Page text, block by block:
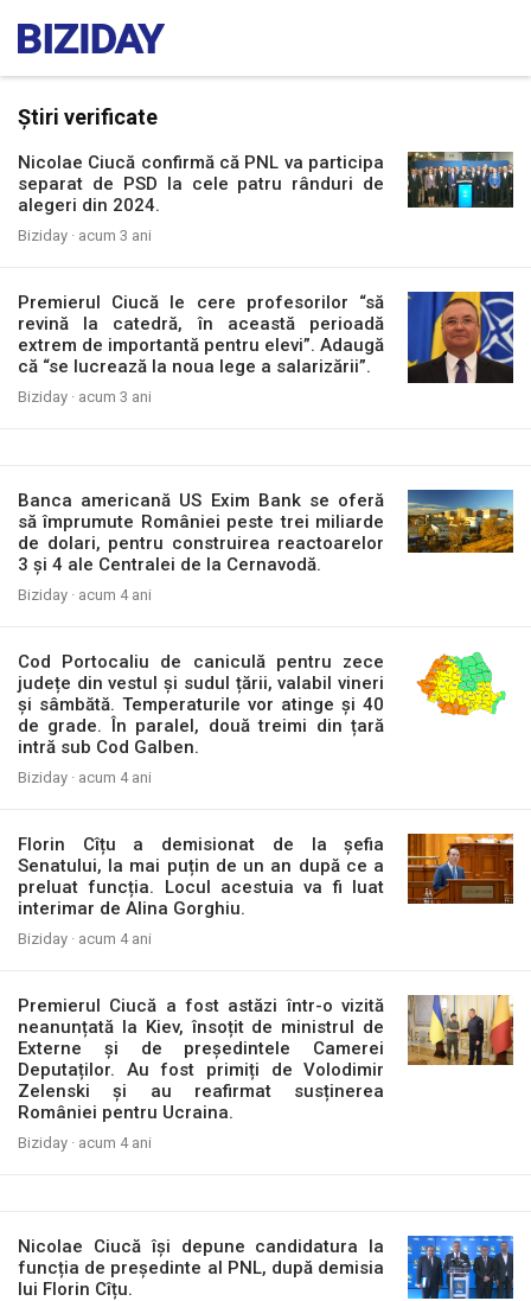
Știri verificate
Nicolae Ciucă confirmă că PNL va participa
separat de PSD la cele patru rânduri de
alegeri din 2024.
Biziday · acum 3 ani
Premierul Ciucă le cere profesorilor “să
revină la catedră, în această perioadă
extrem de importantă pentru elevi”. Adaugă
că “se lucrează la noua lege a salarizării”.
Biziday · acum 3 ani
Banca americană US Exim Bank se oferă
să împrumute României peste trei miliarde
de dolari, pentru construirea reactoarelor
3 și 4 ale Centralei de la Cernavodă.
Biziday · acum 4 ani
Cod Portocaliu de caniculă pentru zece
județe din vestul și sudul țării, valabil vineri
și sâmbătă. Temperaturile vor atinge și 40
de grade. În paralel, două treimi din țară
intră sub Cod Galben.
Biziday · acum 4 ani
Florin Cîțu a demisionat de la șefia
Senatului, la mai puțin de un an după ce a
preluat funcția. Locul acestuia va fi luat
interimar de Alina Gorghiu.
Biziday · acum 4 ani
Premierul Ciucă a fost astăzi într-o vizită
neanunțată la Kiev, însoțit de ministrul de
Externe și de președintele Camerei
Deputaților. Au fost primiți de Volodimir
Zelenski și au reafirmat susținerea
României pentru Ucraina.
Biziday · acum 4 ani
Nicolae Ciucă își depune candidatura la
funcția de președinte al PNL, după demisia
lui Florin Cîțu.